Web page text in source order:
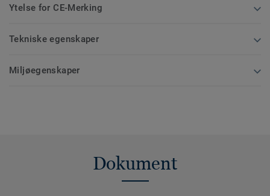
Ytelse for CE-Merking
Tekniske egenskaper
Miljøegenskaper
Dokument